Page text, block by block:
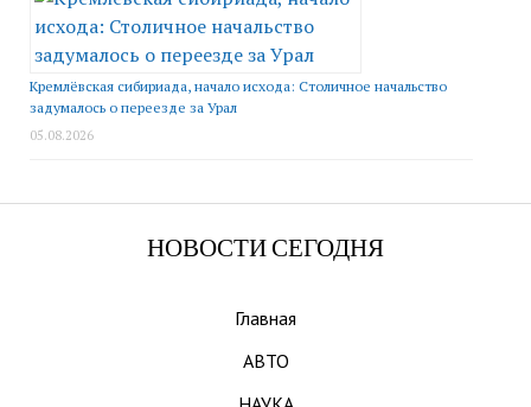
Кремлёвская сибириада, начало исхода: Столичное начальство
задумалось о переезде за Урал
05.08.2026
НОВОСТИ СЕГОДНЯ
Главная
АВТО